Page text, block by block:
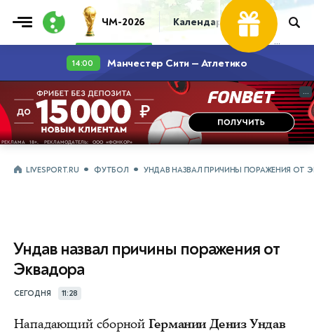
ЧМ-2026 Календарь Таблица
...
...
LIVESPORT.RU ФУТБОЛ УНДАВ НАЗВАЛ ПРИЧИНЫ ПОРАЖЕНИЯ ОТ
Ундав назвал причины поражения от
Эквадора
СЕГОДНЯ 11:28
Нападающий сборнойГермании Дениз Ундав